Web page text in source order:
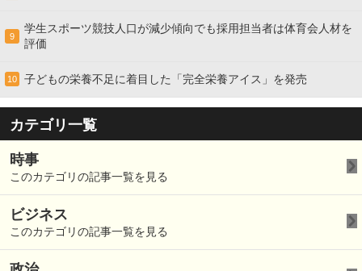
9
学生スポーツ競技人口が減少傾向でも採用担当者は体育会人材を
評価
10 子どもの栄養不足に着目した「完全栄養アイス」を発売
カテゴリ一覧
時事
このカテゴリの記事一覧を見る
ビジネス
このカテゴリの記事一覧を見る